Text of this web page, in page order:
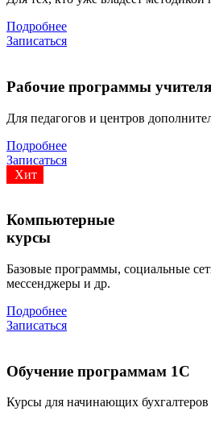
Подробнее
Записаться
Рабочие программы
Для педагогов и центров
Подробнее
Записаться
Хит
Компьютерные
курсы
Базовые программы, социальные
мессенджеры и др.
Подробнее
Записаться
Обучение программам 1С
Курсы для начинающих бухгалтеров